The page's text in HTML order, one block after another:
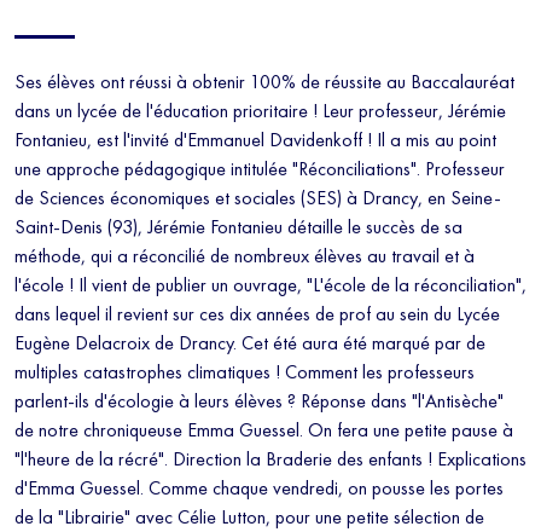
Ses élèves ont réussi à obtenir 100% de réussite au Baccalauréat
dans un lycée de l'éducation prioritaire ! Leur professeur, Jérémie
Fontanieu, est l'invité d'Emmanuel Davidenkoff ! Il a mis au point
une approche pédagogique intitulée "Réconciliations". Professeur
de Sciences économiques et sociales (SES) à Drancy, en Seine-
Saint-Denis (93), Jérémie Fontanieu détaille le succès de sa
méthode, qui a réconcilié de nombreux élèves au travail et à
l'école ! Il vient de publier un ouvrage, "L'école de la réconciliation",
dans lequel il revient sur ces dix années de prof au sein du Lycée
Eugène Delacroix de Drancy. Cet été aura été marqué par de
multiples catastrophes climatiques ! Comment les professeurs
parlent-ils d'écologie à leurs élèves ? Réponse dans "l'Antisèche"
de notre chroniqueuse Emma Guessel. On fera une petite pause à
"l'heure de la récré". Direction la Braderie des enfants ! Explications
d'Emma Guessel. Comme chaque vendredi, on pousse les portes
de la "Librairie" avec Célie Lutton, pour une petite sélection de